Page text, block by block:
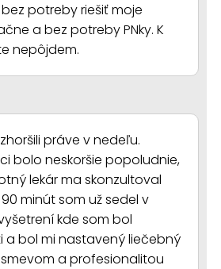
potreby riešiť moje
a bez potreby PNky. K
nepôjdem.
práve v nedeľu.
bolo neskoršie popoludnie,
lekár ma skonzultoval
minút som už sedel v
kde som bol
a bol mi nastavený liečebný
a profesionalitou